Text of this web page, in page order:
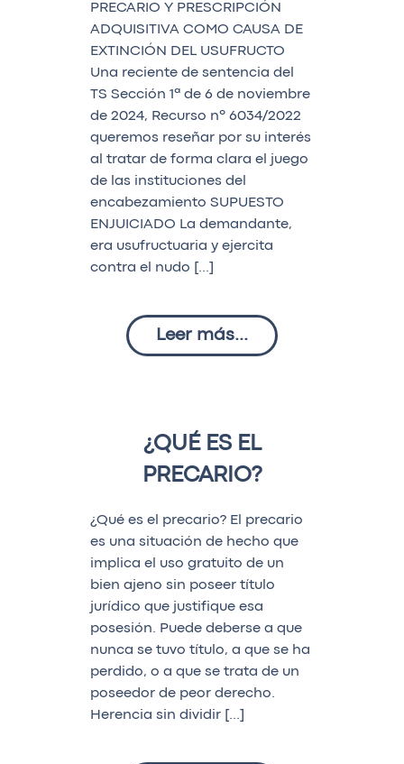
PRECARIO Y PRESCRIPCIÓN
ADQUISITIVA COMO CAUSA DE
EXTINCIÓN DEL USUFRUCTO
Una reciente de sentencia del
TS Sección 1ª de 6 de noviembre
de 2024, Recurso nº 6034/2022
queremos reseñar por su interés
al tratar de forma clara el juego
de las instituciones del
encabezamiento SUPUESTO
ENJUICIADO La demandante,
era usufructuaria y ejercita
contra el nudo […]
Leer más...
¿QUÉ ES EL
PRECARIO?
¿Qué es el precario? El precario
es una situación de hecho que
implica el uso gratuito de un
bien ajeno sin poseer título
jurídico que justifique esa
posesión. Puede deberse a que
nunca se tuvo título, a que se ha
perdido, o a que se trata de un
poseedor de peor derecho.
Herencia sin dividir […]